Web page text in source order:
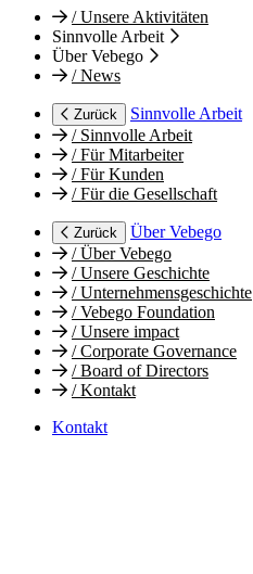
/Unsere Aktivitäten
Sinnvolle Arbeit
Über Vebego
/News
Zurück
Sinnvolle Arbeit
/Sinnvolle Arbeit
/Für Mitarbeiter
/Für Kunden
/Für die Gesellschaft
Zurück
Über Vebego
/Über Vebego
/Unsere Geschichte
/Unternehmensgeschichte
/Vebego Foundation
/Unsere impact
/Corporate Governance
/Board of Directors
/Kontakt
Kontakt